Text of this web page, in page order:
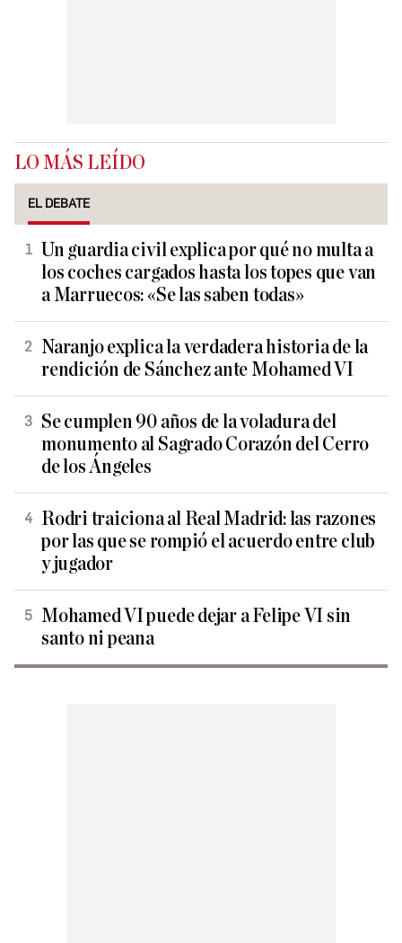
LO MÁS LEÍDO
EL DEBATE
Un guardia civil explica por qué no multa a
los coches cargados hasta los topes que van
a Marruecos: «Se las saben todas»
Naranjo explica la verdadera historia de la
rendición de Sánchez ante Mohamed VI
Se cumplen 90 años de la voladura del
monumento al Sagrado Corazón del Cerro
de los Ángeles
Rodri traiciona al Real Madrid: las razones
por las que se rompió el acuerdo entre club
y jugador
Mohamed VI puede dejar a Felipe VI sin
santo ni peana